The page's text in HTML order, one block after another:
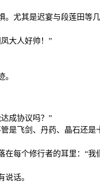
。尤其是迟宴与段莲田
大人好帅！”
。
成协议吗？”
是飞剑、丹药、晶石还
每个修行者的耳里：“
说话。